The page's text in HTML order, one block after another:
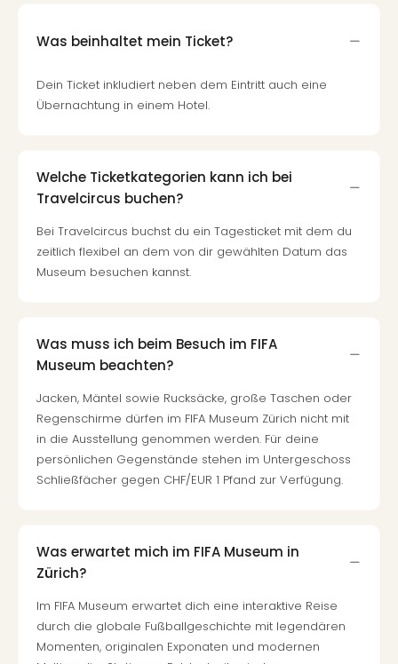
Was beinhaltet mein Ticket?
Dein Ticket inkludiert neben dem Eintritt auch eine
Übernachtung in einem Hotel.
Welche Ticketkategorien kann ich bei
Travelcircus buchen?
Bei Travelcircus buchst du ein Tagesticket mit dem du
zeitlich flexibel an dem von dir gewählten Datum das
Museum besuchen kannst.
Was muss ich beim Besuch im FIFA
Museum beachten?
Jacken, Mäntel sowie Rucksäcke, große Taschen oder
Regenschirme dürfen im FIFA Museum Zürich nicht mit
in die Ausstellung genommen werden. Für deine
persönlichen Gegenstände stehen im Untergeschoss
Schließfächer gegen CHF/EUR 1 Pfand zur Verfügung.
Was erwartet mich im FIFA Museum in
Zürich?
Im FIFA Museum erwartet dich eine interaktive Reise
durch die globale Fußballgeschichte mit legendären
Momenten, originalen Exponaten und modernen